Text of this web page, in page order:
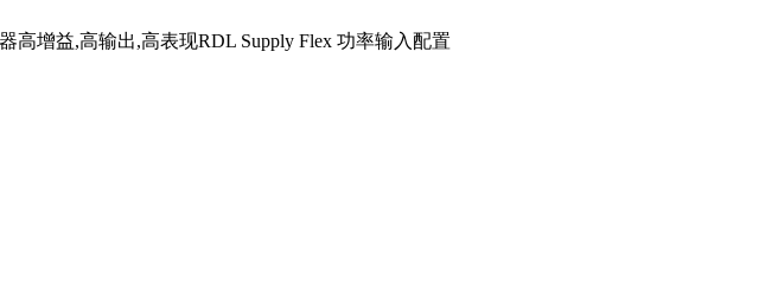
增益,高输出,高表现RDL Supply Flex 功率输入配置